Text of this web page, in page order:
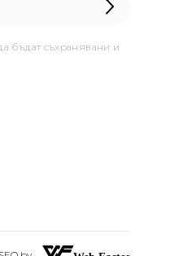
бъдат съхранявани и